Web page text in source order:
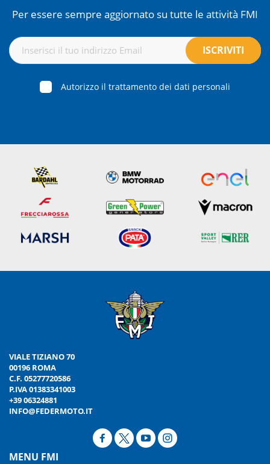
Per essere sempre aggiornato su tutte le attività FMI
Autorizzo il trattamento dei dati personali
VIALE TIZIANO 70
00196 ROMA
C.F. 05277720586
P.IVA 01383341003
+39 06324881
INFO@FEDERMOTO.IT
MENU FMI